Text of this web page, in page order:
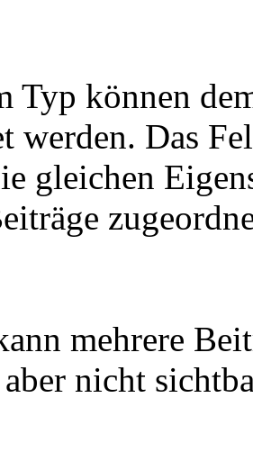
Typ können
werden. Das
gleichen
mehrere
nicht